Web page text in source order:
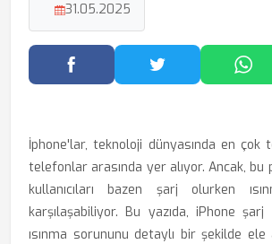
31.05.2025
Facebook'ta Paylaş
Twitter'da
İphone'lar, teknoloji dünyasında en çok
telefonlar arasında yer alıyor. Ancak, bu
kullanıcıları bazen şarj olurken
karşılaşabiliyor. Bu yazıda, iPhone
ısınma sorununu detaylı bir şekilde ele